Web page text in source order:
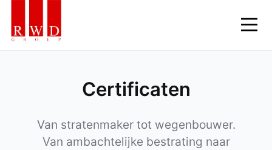
Certificaten
Van stratenmaker tot wegenbouwer.
Van ambachtelijke bestrating naar